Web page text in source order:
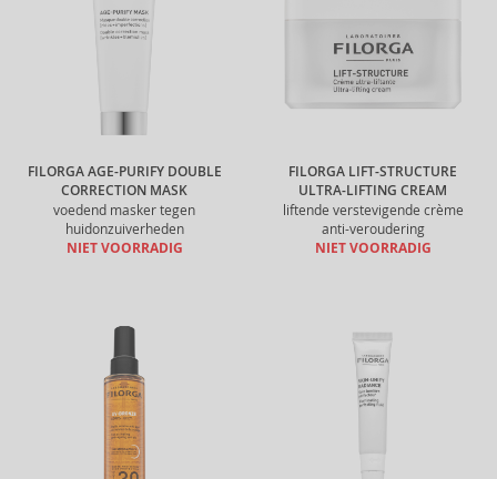
FILORGA AGE-PURIFY DOUBLE
CORRECTION MASK
voedend masker tegen
huidonzuiverheden
NIET VOORRADIG
FILORGA LIFT-STRUCTURE
ULTRA-LIFTING CREAM
liftende verstevigende crème
anti-veroudering
NIET VOORRADIG